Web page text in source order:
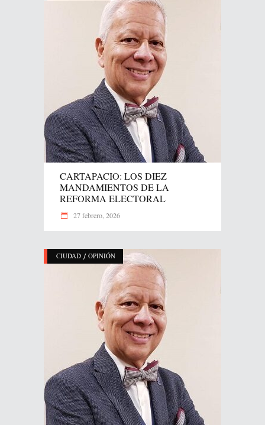
CARTAPACIO: LOS DIEZ
MANDAMIENTOS DE LA
REFORMA ELECTORAL
27 febrero, 2026
CIUDAD / OPINIÓN